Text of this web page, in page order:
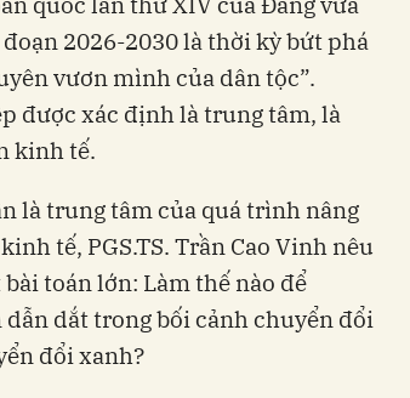
2026-2030 là thời kỳ bứt phá
vươn mình của dân tộc”.
được xác định là trung tâm, là
kinh tế.
là trung tâm của quá trình nâng
tế, PGS.TS. Trần Cao Vinh nêu
toán lớn: Làm thế nào để
dắt trong bối cảnh chuyển đổi
đổi xanh?